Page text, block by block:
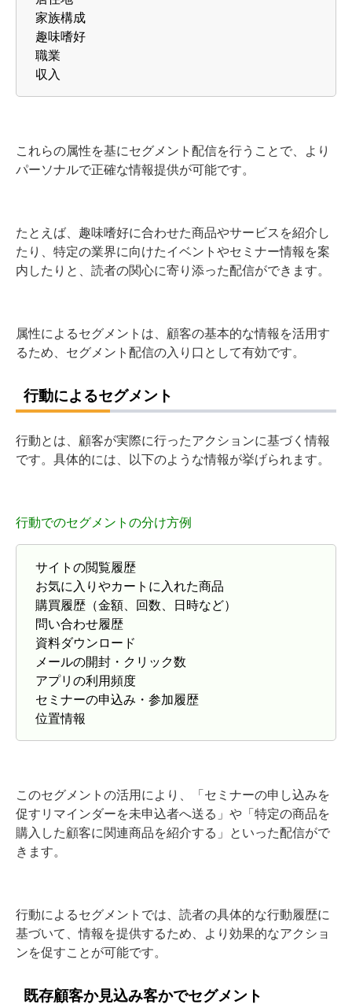
家族構成
趣味嗜好
職業
収入
これらの属性を基にセグメント配信を行うことで、より
パーソナルで正確な情報提供が可能です。
たとえば、趣味嗜好に合わせた商品やサービスを紹介し
たり、特定の業界に向けたイベントやセミナー情報を案
内したりと、読者の関心に寄り添った配信ができます。
属性によるセグメントは、顧客の基本的な情報を活用す
るため、セグメント配信の入り口として有効です。
行動によるセグメント
行動とは、顧客が実際に行ったアクションに基づく情報
です。具体的には、以下のような情報が挙げられます。
行動でのセグメントの分け方例
サイトの閲覧履歴
お気に入りやカートに入れた商品
購買履歴（金額、回数、日時など）
問い合わせ履歴
資料ダウンロード
メールの開封・クリック数
アプリの利用頻度
セミナーの申込み・参加履歴
位置情報
このセグメントの活用により、「セミナーの申し込みを
促すリマインダーを未申込者へ送る」や「特定の商品を
購入した顧客に関連商品を紹介する」といった配信がで
きます。
行動によるセグメントでは、読者の具体的な行動履歴に
基づいて、情報を提供するため、より効果的なアクショ
ンを促すことが可能です。
既存顧客か見込み客かでセグメント